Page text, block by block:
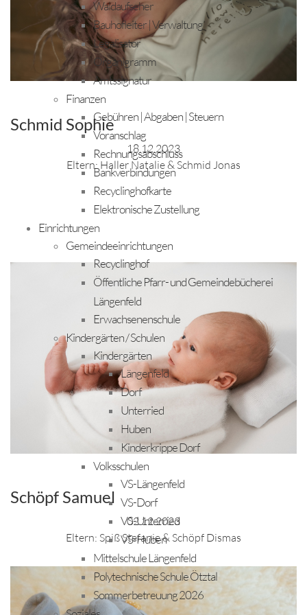
Waldaufseher
Bauhofleiter | Verwaltung
Legalisator
Organigramm
Amtssignatur
Finanzen
Gebühren | Abgaben | Steuern
Voranschlag
Rechnungsabschluss
Bankverbindungen
Recyclinghofkarte
Elektronische Zustellung
Einrichtungen
Gemeindeeinrichtungen
Recyclinghof
Öffentliche Pfarr- und Gemeindebücherei
Längenfeld
Erwachsenenschule
Kindergärten / Schulen
Kindergärten
Längenfeld
Dorf
Unterried
Huben
Kinderkrippe Dorf
Volksschulen
VS-Längenfeld
VS-Dorf
VS-Unterried
VS-Huben
Mittelschule Längenfeld
Polytechnische Schule Ötztal
Sommerbetreuung 2026
Schmid Sophie
18.12.2023
Eltern: Haller Natalie & Schmid Jonas
Schöpf Samuel
02.12.2023
Eltern: Spiß Stefanie & Schöpf Dismas